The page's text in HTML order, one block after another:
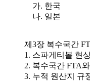
가. 한국
나. 일본
제3장 복수국간
1. 스파게티볼 현
2. 복수국간 FTA
3. 누적 원산지 규